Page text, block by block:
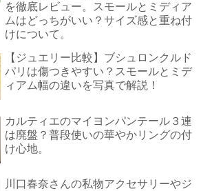
を徹底レビュー。スモールとミディア
ムはどっちがいい？サイズ感と重ね付
けについて。
【ジュエリー比較】ブシュロンクルド
パリは傷つきやすい？スモールとミデ
ィアム幅の違いを写真で解説！
カルティエのマイヨンパンテール３連
は廃盤？普段使いの華やかリングの付
け心地。
川口春奈さんの私物アクセサリーやジ